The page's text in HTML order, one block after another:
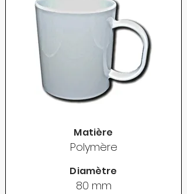
Matière
Polymère
Diamètre
80 mm